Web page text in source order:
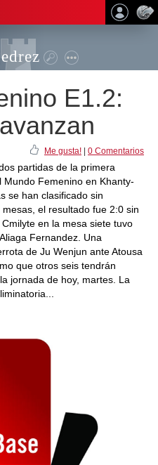
E1.2:
Me gusta! 0 Comentarios
partidas de la primera
Femenino en Khanty-
se han clasificado sin
el resultado fue 2:0 sin
en la mesa siete tuvo
Fernandez. Una
de Ju Wenjun ante Atousa
que otros seis tendrán
jornada de hoy, martes. La